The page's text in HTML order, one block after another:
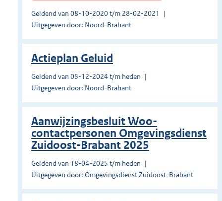
Geldend van 08-10-2020 t/m 28-02-2021
Uitgegeven door: Noord-Brabant
Actieplan Geluid
Geldend van 05-12-2024 t/m heden
Uitgegeven door: Noord-Brabant
Aanwijzingsbesluit Woo-
contactpersonen Omgevingsdienst
Zuidoost-Brabant 2025
Geldend van 18-04-2025 t/m heden
Uitgegeven door: Omgevingsdienst Zuidoost-Brabant